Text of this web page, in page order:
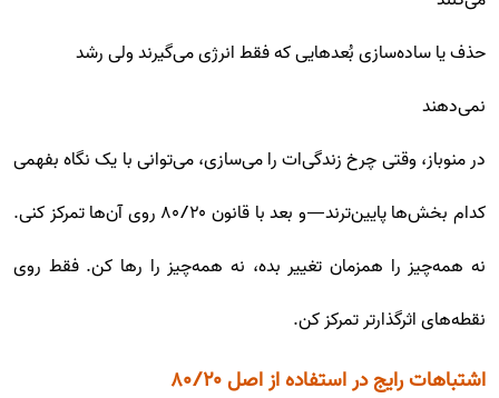
حذف یا ساده‌سازی بُعدهایی که فقط انرژی می‌گیرند ولی رشد
نمی‌دهند
در منوباز، وقتی چرخ زندگی‌ات را می‌سازی، می‌توانی با یک نگاه بفهمی
کدام بخش‌ها پایین‌ترند—و بعد با قانون ۸۰/۲۰ روی آن‌ها تمرکز کنی.
نه همه‌چیز را همزمان تغییر بده، نه همه‌چیز را رها کن. فقط روی
نقطه‌های اثرگذارتر تمرکز کن.
اشتباهات رایج در استفاده از اصل ۸۰/۲۰